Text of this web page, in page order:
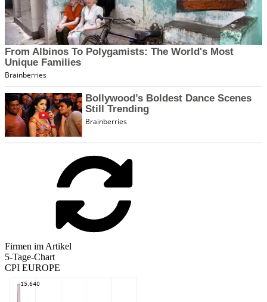
Firmen im Artikel
5-Tage-Chart
CPI EUROPE